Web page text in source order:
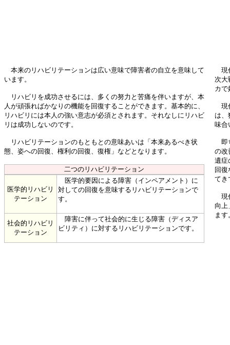
本来のリハビリテーションは広い意味で障害者の自立を意味して
います。
リハビリを成功させるには、多くの努力と苦痛を伴いますが、本
人が頑張ればかなりの機能を回復することができます。基本的に、
リハビリには本人の強い意志が必須とされます。それなしにリハビ
リは成功しないのです。
リハビリテーションのもともとの意味あいは「本来あるべき状
態、姿への回復、権利の回復、復権」などとなります。
二つのリハビリテーション
医学的リハビリ
テーション
医学的要因による障害（インペアメント）に
対しての回復を意味するリハビリテーションで
す。
社会的リハビリ
テーション
障害に伴って社会的に生じる障害（ディスア
ビリティ）に対するリハビリテーションです。
現
次大
カで
現
は、
味合
即
の改
遺症
回
てき
現
向上
ます